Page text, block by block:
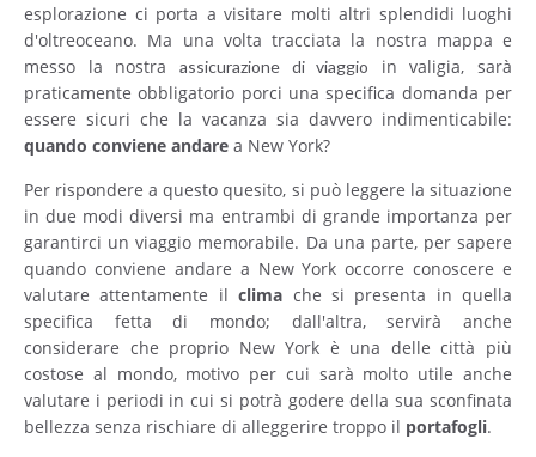
esplorazione ci porta a visitare molti altri splendidi luoghi
d'oltreoceano. Ma una volta tracciata la nostra mappa e
messo la nostra assicurazione di viaggio
in valigia, sarà
praticamente obbligatorio porci una specifica domanda per
essere sicuri che la vacanza sia davvero indimenticabile:
quando conviene andare a New York?
Per rispondere a questo quesito, si può leggere la situazione
in due modi diversi ma entrambi di grande importanza per
garantirci un viaggio memorabile. Da una parte, per sapere
quando conviene andare a New York occorre conoscere e
valutare attentamente ilclima che si presenta in quella
specifica fetta di mondo; dall'altra, servirà anche
considerare che proprio New York è una delle città più
costose al mondo, motivo per cui sarà molto utile anche
valutare i periodi in cui si potrà godere della sua sconfinata
bellezza senza rischiare di alleggerire troppo il portafogli.